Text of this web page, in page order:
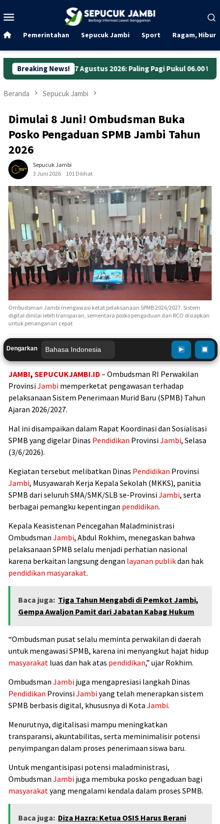
ke
Mobile
Pemerintahan Sepucuk Jambi Sport Ragam,
Breaking News!
Agustus 2026: Paling Pagi Pukul 06.00 WIB Anggaran
Beranda Sepucuk Jambi
Dimulai 8 Juni! Ombudsman Buka
Posko Pengaduan SPMB Jambi Tahun
2026
Sepucuk Jambi
3 Juni 2026
101 Dilihat
Ombudsman Jambi mengawasi ketat pelaksanaan SPMB 2026/2027. Sistem
digital dinilai lebih transparan, sementara posko pengaduan dan RCO disiapkan
untuk penanganan cepat
Dengarkan
JAMBI, SEPUCUKJAMBI.ID – Ombudsman RI Perwakilan
ProvinsiJambi memperketat pengawasan terhadap
pelaksanaan Sistem Penerimaan Murid Baru (SPMB) Tahun
Ajaran 2026/2027.
Hal ini disampaikan dalam Rapat Koordinasi dan Sosialisasi
SPMB yang digelar Dinas Pendidikan ProvinsiJambi, Selasa
(3/6/2026).
Kegiatan tersebut melibatkan Dinas Pendidikan Provinsi
Jambi, Musyawarah Kerja Kepala Sekolah (MKKS), panitia
SPMB dari seluruh SMA/SMK/SLB se-ProvinsiJambi, serta
berbagai pemangku kepentingan pendidikan.
Kepala Keasistenan Pencegahan Maladministrasi
Ombudsman Jambi, Abdul Rokhim, menegaskan bahwa
pelaksanaan SPMB selalu menjadi perhatian nasional
karena berkaitan langsung dengan layanan publikdan hak
pendidikan masyarakat.
Baca juga: Tiga Tahun Mengabdi di Pemkot Jambi,
Gempa Awaljon Pamit dari Jabatan Kabag Hukum
“Ombudsman pusat selalu meminta perwakilan di daerah
untuk mengawasi SPMB, karena ini menyangkut hajat hidup
masyarakat luas dan hak atas pendidikan,” ujar Rokhim.
Ombudsman Jambi juga mengapresiasi langkah Dinas
Pendidikan ProvinsiJambiyang telah menerapkan sistem
SPMB berbasis digital, khususnya di Kota Jambi.
Menurutnya, digitalisasi mampu meningkatkan
transparansi, akuntabilitas, serta meminimalisir potensi
penyimpangan dalam proses penerimaan siswa baru.
Untuk mengantisipasi potensi maladministrasi,
Ombudsman Jambi juga membuka posko pengaduan bagi
masyarakatyang mengalami kendala dalam proses SPMB.
Baca juga: Diza Hazra: Ketua OSIS Harus Berani